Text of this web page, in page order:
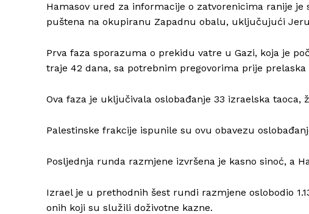
Hamasov ured za informacije o zatvorenicima ranije
puštena na okupiranu Zapadnu obalu, uključujući
Prva faza sporazuma o prekidu vatre u Gazi, koja je
traje 42 dana, sa potrebnim pregovorima prije
Ova faza je uključivala oslobađanje 33 izraelska taoca,
Palestinske frakcije ispunile su ovu obavezu
Posljednja runda razmjene izvršena je kasno sinoć, a
Izrael je u prethodnih šest rundi razmjene oslobodio
onih koji su služili doživotne kazne.